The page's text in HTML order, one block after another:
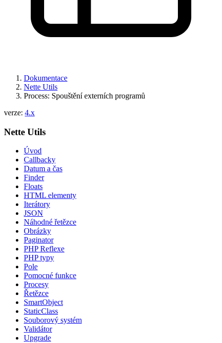
Dokumentace
Nette Utils
Process: Spouštění externích programů
verze: 4.x
Nette Utils
Úvod
Callbacky
Datum a čas
Finder
Floats
HTML elementy
Iterátory
JSON
Náhodné řetězce
Obrázky
Paginator
PHP Reflexe
PHP typy
Pole
Pomocné funkce
Procesy
Řetězce
SmartObject
StaticClass
Souborový systém
Validátor
Upgrade